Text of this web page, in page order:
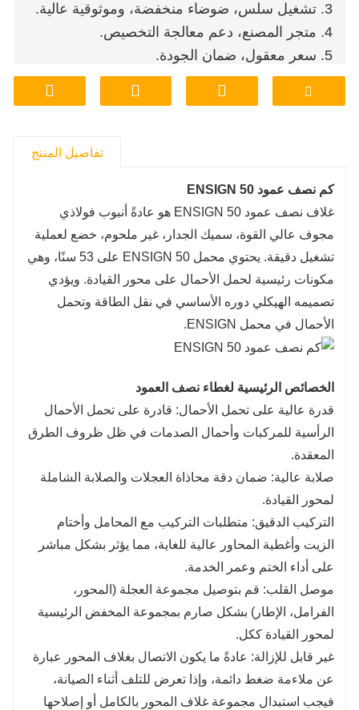
3. تشغيل سلس، ضوضاء منخفضة، وموثوقية عالية.
4. متجر المصنع، دعم معالجة التخصيص.
5. سعر معقول، ضمان الجودة.
6. تخزين المصنع، والتسليم، والنقل، مريحة وسريعة.
تفاصيل المنتج
كم نصف عمود ENSIGN 50
غلاف نصف عمود ENSIGN 50 هو عادةً أنبوب فولاذي
مجوف عالي القوة، سميك الجدار، غير ملحوم، خضع لعملية
تشغيل دقيقة. يحتوي محمل ENSIGN 50 على 53 سنًا، وهي
مكونات رئيسية لحمل الأحمال على محور القيادة. ويؤدي
تصميمه الهيكلي دوره الأساسي في نقل الطاقة وتحمل
الأحمال في محمل ENSIGN.
الخصائص الرئيسية لغطاء نصف العمود
قدرة عالية على تحمل الأحمال: قادرة على تحمل الأحمال
الرأسية للمركبات وأحمال الصدمات في ظل ظروف الطرق
المعقدة.
صلابة عالية: ضمان دقة محاذاة العجلات والصلابة الشاملة
لمحور القيادة.
التركيب الدقيق: متطلبات التركيب مع المحامل وأختام
الزيت وأغطية المحاور عالية للغاية، مما يؤثر بشكل مباشر
على أداء الختم وعمر الخدمة.
موصل القلب: قم بتوصيل مجموعة العجلة (المحور،
الفرامل، الإطار) بشكل صارم بمجموعة المخفض الرئيسية
لمحور القيادة ككل.
غير قابل للإزالة: عادةً ما يكون الاتصال بغلاف المحور عبارة
عن ملاءمة ضغط دائمة، وإذا تعرض للتلف أثناء الصيانة،
فيجب استبدال مجموعة غلاف المحور بالكامل أو إصلاحها